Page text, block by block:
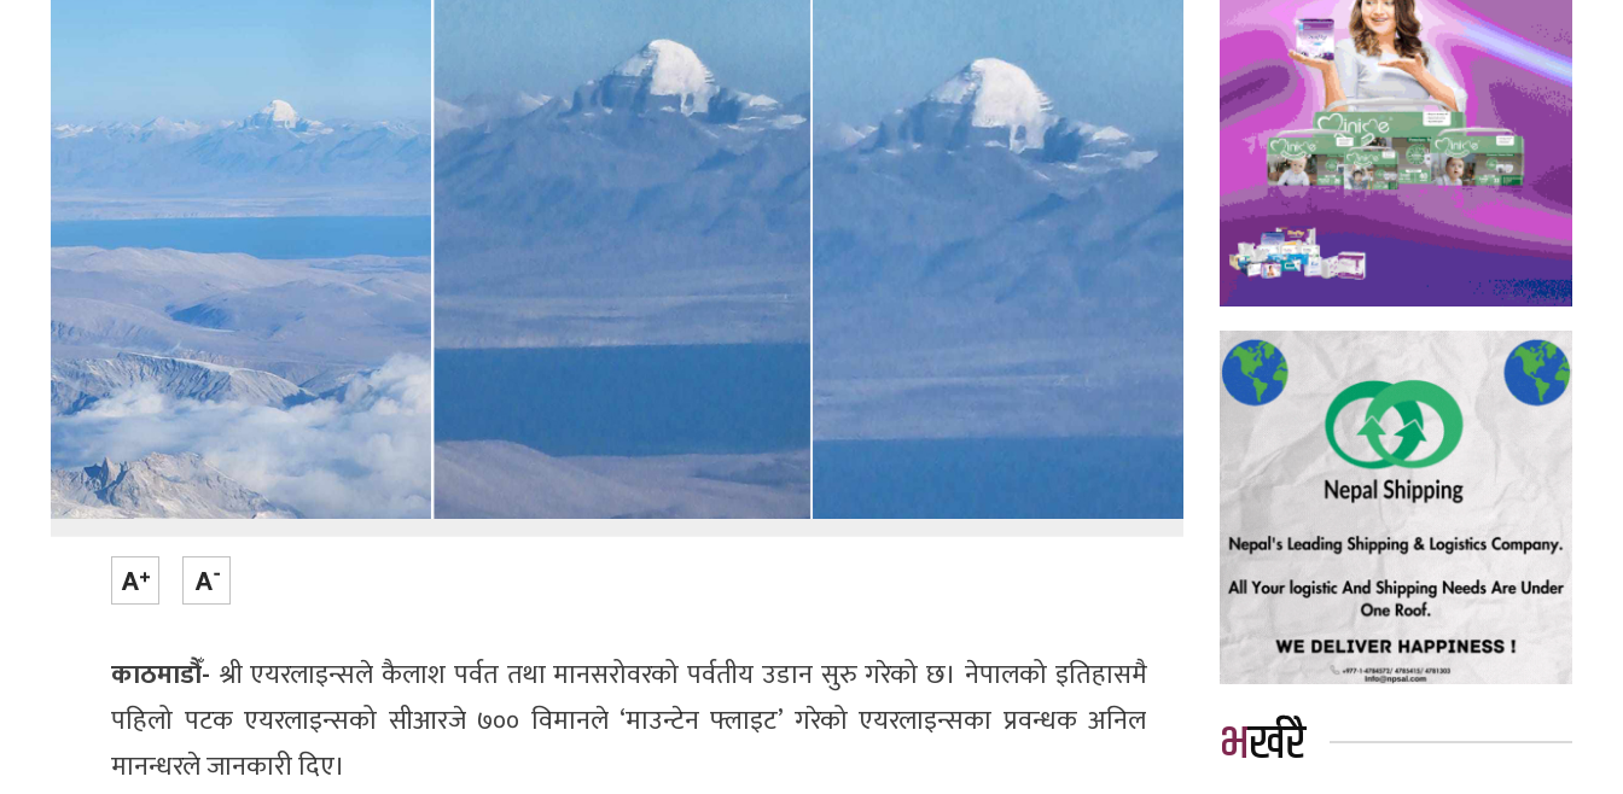
काठमाडौँ- श्री एयरलाइन्सले कैलाश पर्वत तथा मानसरोवरको पर्वतीय उडान सुरु गरेको छ। नेपालको इतिहासमै
पहिलो पटक एयरलाइन्सको सीआरजे ७०० विमानले ‘माउन्टेन फ्लाइट’ गरेको एयरलाइन्सका प्रवन्धक अनिल
मानन्धरले जानकारी दिए।
भर्खरै